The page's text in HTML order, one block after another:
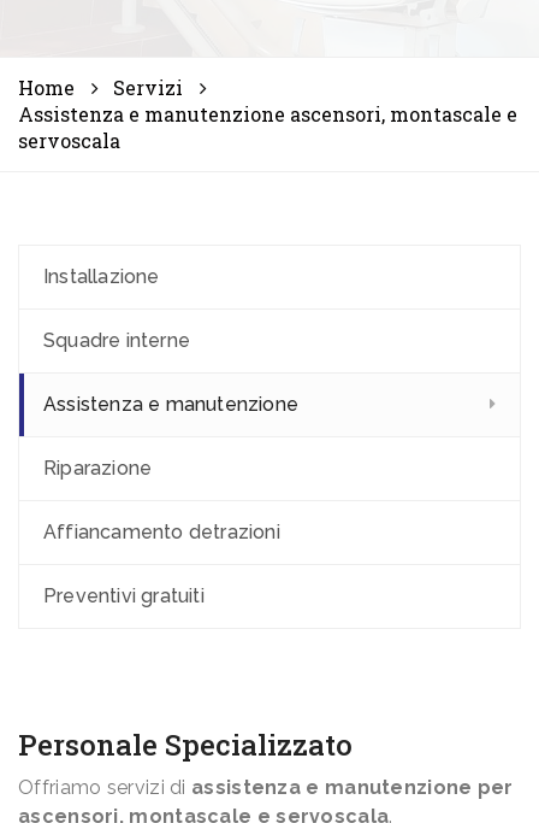
Home
Servizi
Assistenza e manutenzione ascensori, montascale e
servoscala
Installazione
Squadre interne
Assistenza e manutenzione
Riparazione
Affiancamento detrazioni
Preventivi gratuiti
Personale Specializzato
Offriamo servizi di assistenza e manutenzione per
ascensori, montascale e servoscala.